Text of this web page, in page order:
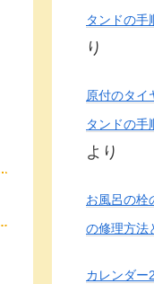
タンドの手
り
原付のタイ
タンドの手
より
お風呂の栓
の修理方法
カレンダー